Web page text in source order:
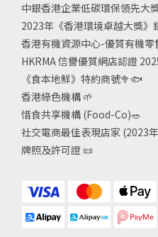
中銀香港企業低碳環保領先大
2023年《香港環境卓越大獎》
香港有機資源中心-優質有機零
HKRMA 信譽優質網店認證
《食本地鮮》特約商號🥦🐟
香港綠色機構 🌱
惜食共享機構 (Food-Co)🥗
社交電商最佳表現店家 (2023
牌照及許可證 📜